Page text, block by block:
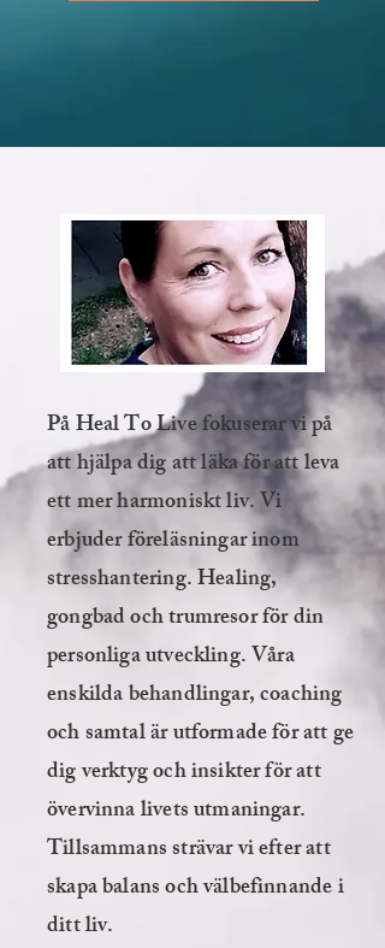
På Heal To Live fokuserar vi på
att hjälpa dig att läka för att leva
ett mer harmoniskt liv. Vi
erbjuder föreläsningar inom
stresshantering. Healing,
gongbad och trumresor för din
personliga utveckling. Våra
enskilda behandlingar, coaching
och samtal är utformade för att ge
dig verktyg och insikter för att
övervinna livets utmaningar.
Tillsammans strävar vi efter att
skapa balans och välbefinnande i
ditt liv.